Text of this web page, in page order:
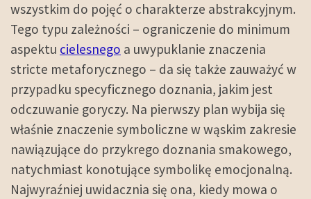
wszystkim do pojęć o charakterze abstrakcyjnym.
Tego typu zależności – ograniczenie do minimum
aspektu cielesnego a uwypuklanie znaczenia
stricte metaforycznego – da się także zauważyć w
przypadku specyficznego doznania, jakim jest
odczuwanie goryczy. Na pierwszy plan wybija się
właśnie znaczenie symboliczne w wąskim zakresie
nawiązujące do przykrego doznania smakowego,
natychmiast konotujące symbolikę emocjonalną.
Najwyraźniej uwidacznia się ona, kiedy mowa o